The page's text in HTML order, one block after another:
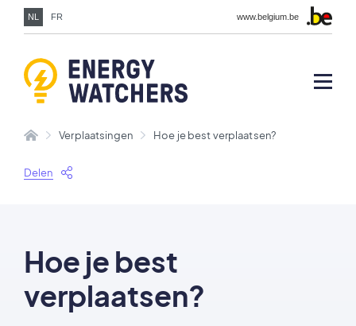
NL FR www.belgium.be
Verplaatsingen Hoe je best verplaatsen?
Delen
Hoe je best
verplaatsen?